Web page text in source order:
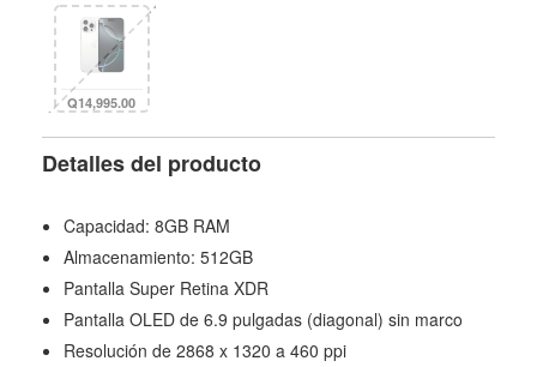
Q14,995.00
Detalles del producto
Capacidad: 8GB RAM
Almacenamiento: 512GB
Pantalla Super Retina XDR
Pantalla OLED de 6.9 pulgadas (diagonal) sin marco
Resolución de 2868 x 1320 a 460 ppi